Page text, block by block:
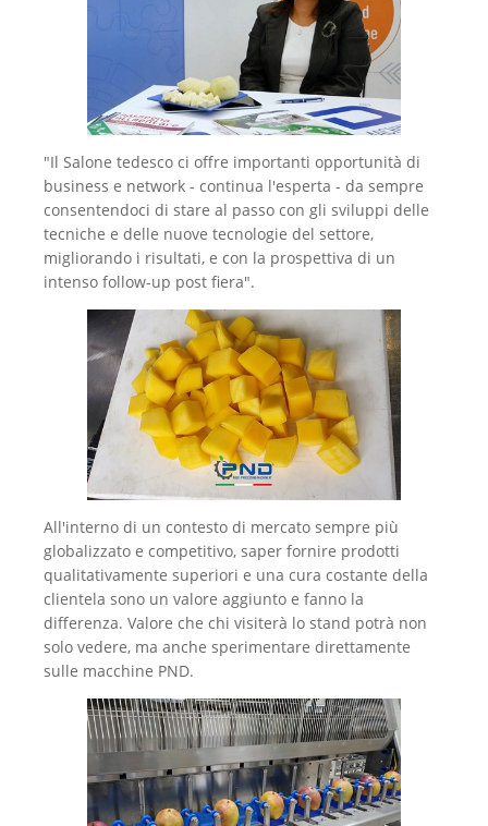
"Il Salone tedesco ci offre importanti opportunità di
business e network - continua l'esperta - da sempre
consentendoci di stare al passo con gli sviluppi delle
tecniche e delle nuove tecnologie del settore,
migliorando i risultati, e con la prospettiva di un
intenso follow-up post fiera".
All'interno di un contesto di mercato sempre più
globalizzato e competitivo, saper fornire prodotti
qualitativamente superiori e una cura costante della
clientela sono un valore aggiunto e fanno la
differenza. Valore che chi visiterà lo stand potrà non
solo vedere, ma anche sperimentare direttamente
sulle macchine PND.